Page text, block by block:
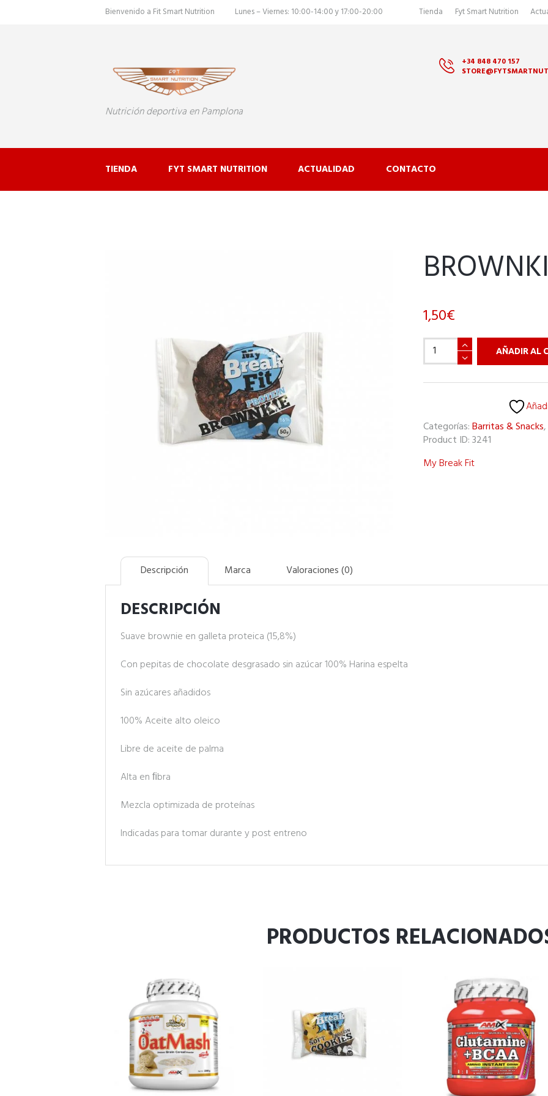
Bienvenido a Fit Smart Nutrition Lunes – Viernes: 10:00-14:00 y 17:00-20:00 Tienda Fyt Smart Nutrition
Nutrición deportiva en Pamplona
+34 848 470 157
TIENDA FYT SMART NUTRITION ACTUALIDAD CONTACTO
1,50€
Brownkie
cantidad
AÑADIR AL
Categorías:Barritas & Snacks,
Product ID:3241
My Break Fit
Descripción Marca Valoraciones (0)
DESCRIPCIÓN
Suave brownie en galleta proteica (15,8%)
Con pepitas de chocolate desgrasado sin azúcar 100% Harina espelta
Sin azúcares añadidos
100% Aceite alto oleico
Libre de aceite de palma
Alta en ﬁbra
Mezcla optimizada de proteínas
Indicadas para tomar durante y post entreno
PRODUCTOS